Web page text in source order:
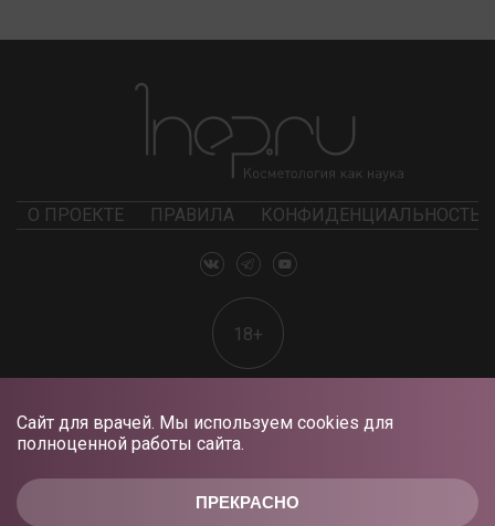
ПРЕКРАСНО
Сайт для врачей. Мы используем cookies для
полноценной работы сайта.
О ПРОЕКТЕ ПРАВИЛА КОНФИДЕНЦИАЛЬНОСТЬ
18+